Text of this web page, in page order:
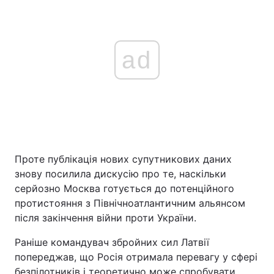
ad
Проте публікація нових супутникових даних
знову посилила дискусію про те, наскільки
серйозно Москва готується до потенційного
протистояння з Північноатлантичним альянсом
після закінчення війни проти України.
Раніше командувач збройних сил Латвії
попереджав, що Росія отримала перевагу у сфері
безпілотників і теоретично може спробувати